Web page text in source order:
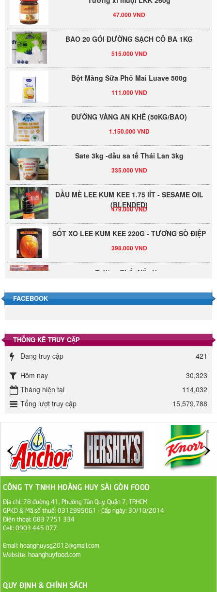
BAO 20 GÓI ĐƯỜNG SẠCH CÔ BA 1KG
ĐƯỜNG VÀNG AN KHÊ (50KG/BAO)
Sate 3kg -dầu sa tế Thái Lan 3kg
DẦU MÈ LEE KUM KEE 1.75 lÍT - SESAME OIL
(BLENDED)
479.000 VND
SỐT XO LEE KUM KEE 220G - TƯƠNG SÒ ĐIỆP
Đường Thốt Nốt 1kg
Đường phèn hạt Long An 500g
Đường phèn Long An bao 10kg
ĐƯỜNG SẠCH CÔ BA BIÊN HÒA 1KG
27.000 VND
Đường cát trắng An Khê bao 50kg
1.100.000 VND
Sa Tế Tôm Cholimex PET Hũ 450g
36.000 VND
FACEBOOK
THỐNG KÊ TRUY CẬP
Đang truy cập
421
Hôm nay
30,323
Tháng hiện tại
114,032
Tổng lượt truy cập
15,579,788
CÔNG TY TNHH HOÀNG HUY SÀI GÒN FOOD
Địa chỉ: 78 đường 41, Phường Tân Quy, Quận 7, TP.HCM
GPKD & Mã số thuế: 0312995061 - Cấp ngày: 30/10/2014
Điện thoại: 083 7751 334
Cell: 0903 445 077
Email: hoanghuysg2012@gmail.com
Website: hoanghuyfood.com
QUY ĐỊNH & CHÍNH SÁCH